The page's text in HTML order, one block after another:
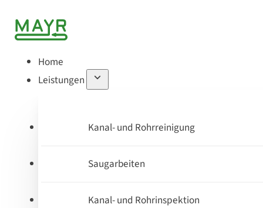
Home
Leistungen
Kanal- und Rohrreinigung
Saugarbeiten
Kanal- und Rohrinspektion